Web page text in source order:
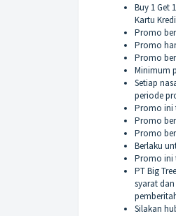
Buy 1 Get
Kartu
Promo
Promo
Promo
Minimum
Setiap
periode
Promo ini
Promo
Promo
Berlaku
Promo ini
PT Big
syarat
Silakan